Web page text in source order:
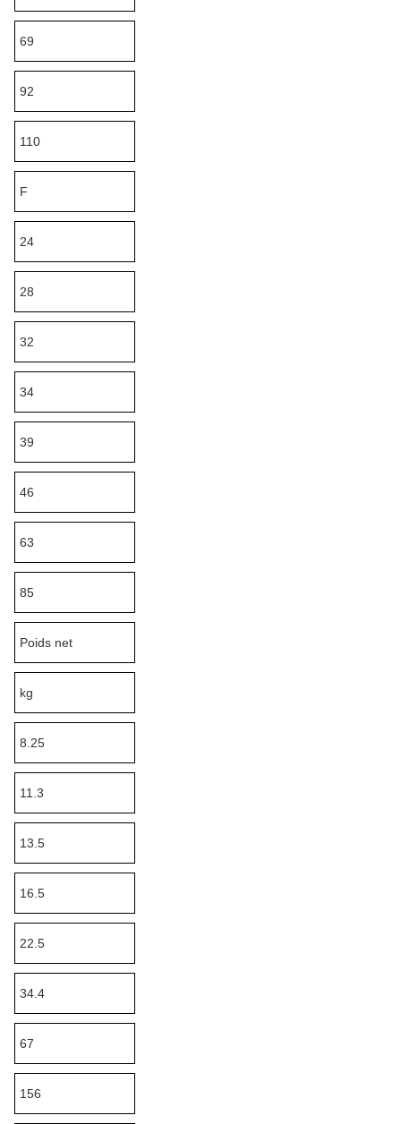
69
92
110
F
24
28
32
34
39
46
63
85
Poids net
kg
8.25
11.3
13.5
16.5
22.5
34.4
67
156